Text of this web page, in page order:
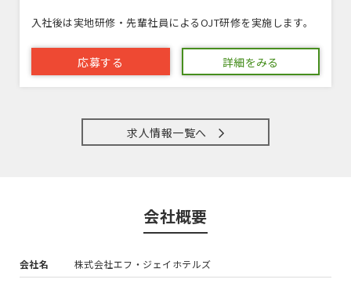
入社後は実地研修・先輩社員によるOJT研修を実施します。
応募する 詳細をみる
求人情報一覧へ
会社概要
会社名
株式会社エフ・ジェイホテルズ